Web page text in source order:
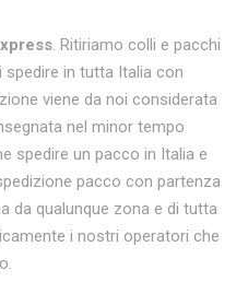
. Ritiriamo colli e pacchi
in tutta Italia con
viene da noi considerata
nel minor tempo
spedire un pacco in Italia e
pacco con partenza
da qualunque zona e di tutta
i nostri operatori che